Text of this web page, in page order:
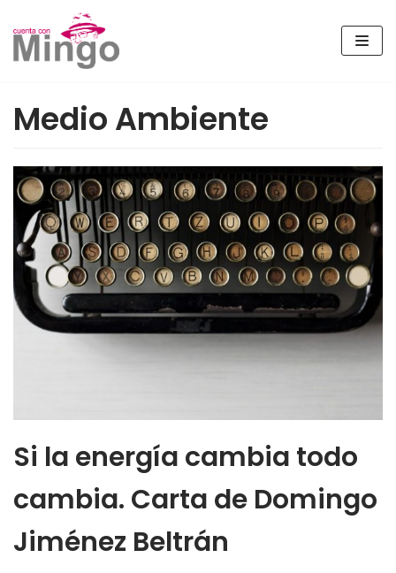
al
contenido
Medio Ambiente
Si la energía cambia todo
cambia. Carta de Domingo
Jiménez Beltrán